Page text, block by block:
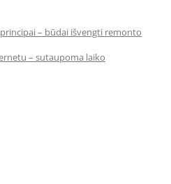
– būdai išvengti remonto
– sutaupoma laiko